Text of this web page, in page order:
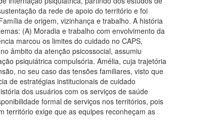
da rede de apoio do território e foi
de origem, vizinhança e trabalho. A história
(A) Moradia e trabalho com envolvimento da
marcou os limites do cuidado no CAPS,
âmbito da atenção psicossocial, assumiu
psiquiátrica compulsória. Amélia, cuja trajetória
no seu caso das tensões familiares, visto que
de estratégias institucionais de cuidado
dos usuários com os serviços de saúde
formal de serviços nos territórios, pois
território exige que as equipes reconheçam as